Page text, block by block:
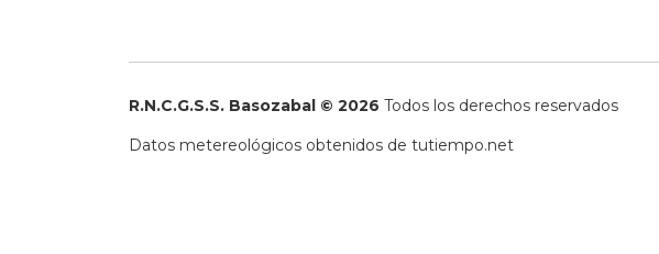
R.N.C.G.S.S. Basozabal © 2026 Todos los derechos reservados
Datos metereológicos obtenidos de tutiempo.net